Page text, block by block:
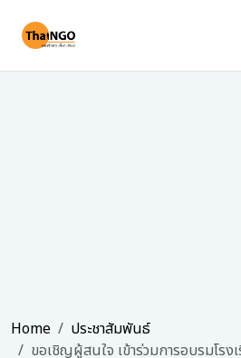
Home
ประชาสัมพันธ์
ขอเชิญผู้สนใจ เข้าร่วมการอบรมโร